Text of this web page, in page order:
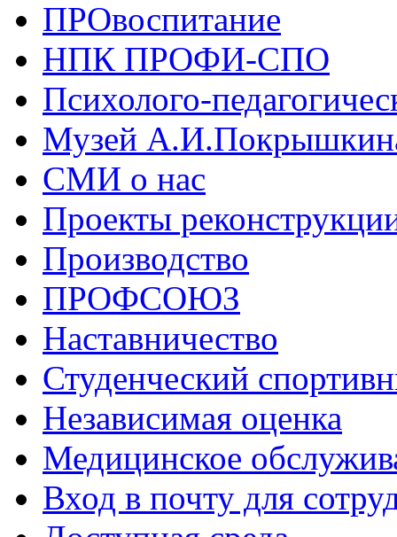
ПРОвоспитание
НПК ПРОФИ-СПО
Психолого-
Музей
СМИ о нас
Проекты
Производство
ПРОФСОЮЗ
Наставничество
Студенческий
Независимая оценка
Медицинское
Вход в почту для